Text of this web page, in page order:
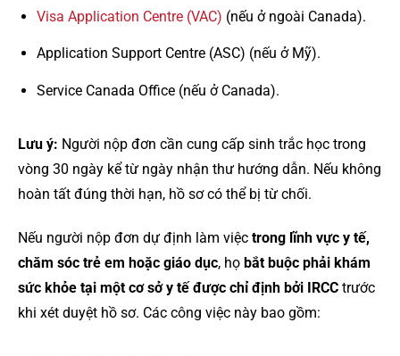
Visa Application Centre (VAC) (nếu ở ngoài Canada).
Application Support Centre (ASC) (nếu ở Mỹ).
Service Canada Office (nếu ở Canada).
Lưu ý: Người nộp đơn cần cung cấp sinh trắc học trong
vòng 30 ngày kể từ ngày nhận thư hướng dẫn. Nếu không
hoàn tất đúng thời hạn, hồ sơ có thể bị từ chối.
Nếu người nộp đơn dự định làm việc trong lĩnh vực y tế,
chăm sóc trẻ em hoặc giáo dục, họ bắt buộc phải khám
sức khỏe tại một cơ sở y tế được chỉ định bởi IRCC trước
khi xét duyệt hồ sơ. Các công việc này bao gồm: